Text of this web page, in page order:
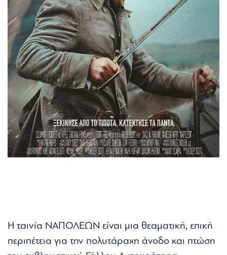
Η ταινία ΝΑΠΟΛΕΩΝ είναι μια θεαματική, επική
περιπέτεια για την πολυτάραχη άνοδο και πτώση